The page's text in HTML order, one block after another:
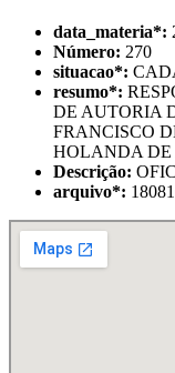
data_materia*:
Número: 270
situacao*:
resumo*:
DE AUTORIA
FRANCISCO
HOLANDA DE
Descrição:
arquivo*: